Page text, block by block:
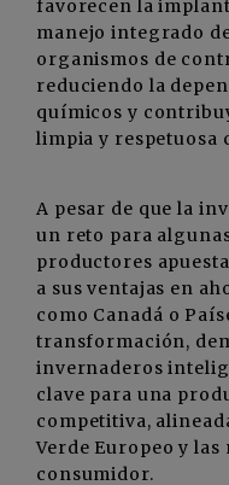
favorecen la
manejo integrado
organismos de
reduciendo la
químicos y
limpia y respetuosa
A pesar de que la
un reto para
productores
a sus ventajas en
como Canadá o
transformación,
invernaderos
clave para una
competitiva,
Verde Europeo y
consumidor.